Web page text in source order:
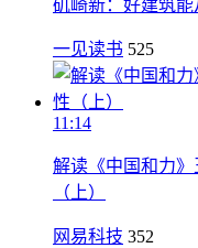
矶崎新：好建筑
一见读书 525
11:14
解读《中国和力
（上）
网易科技 352